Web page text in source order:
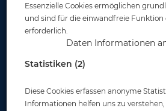
Essenzielle Cookies ermöglichen
und sind für die einwandfreie Funktion
erforderlich.
Daten Informationen
Statistiken (2)
Diese Cookies erfassen anonyme
Informationen helfen uns zu